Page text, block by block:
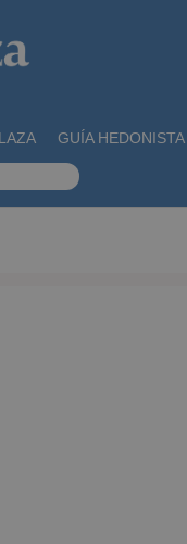
GUÍA HEDONISTA